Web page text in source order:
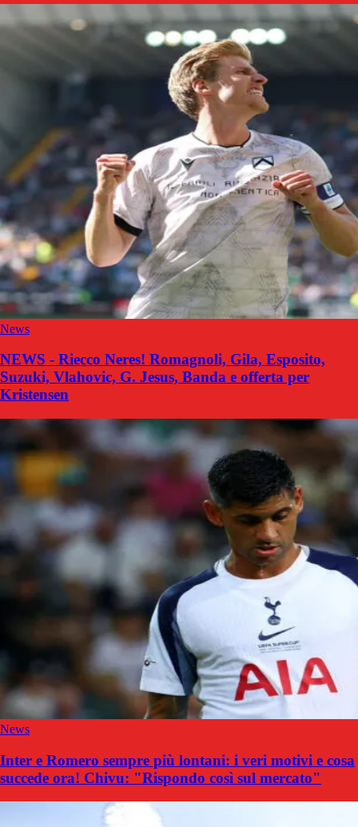
News
NEWS - Riecco Neres! Romagnoli, Gila, Esposito,
Suzuki, Vlahovic, G. Jesus, Banda e offerta per
Kristensen
News
Inter e Romero sempre più lontani: i veri motivi e cosa
succede ora! Chivu: "Rispondo così sul mercato"